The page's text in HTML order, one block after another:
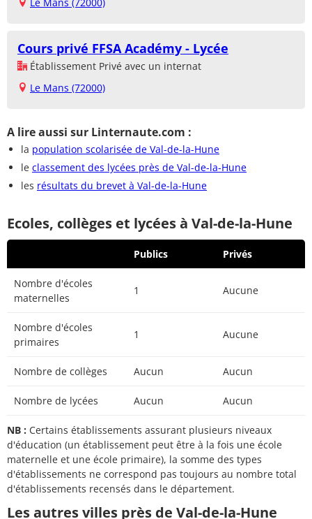
Cours privé FFSA Académy - Lycée
Établissement Privé avec un internat
Le Mans (72000)
A lire aussi sur Linternaute.com :
la population scolarisée de Val-de-la-Hune
le classement des lycées près de Val-de-la-Hune
les résultats du brevet à Val-de-la-Hune
Ecoles, collèges et lycées à Val-de-la-Hune
Publics Privés
Nombre d'écoles
maternelles
1 Aucune
Nombre d'écoles
primaires
1 Aucune
Nombre de collèges Aucun Aucun
Nombre de lycées Aucun Aucun
NB : Certains établissements assurant plusieurs niveaux
d'éducation (un établissement peut être à la fois une école
maternelle et une école primaire), la somme des types
d'établissements ne correspond pas toujours au nombre total
d'établissements recensés dans le département.
Les autres villes près de Val-de-la-Hune